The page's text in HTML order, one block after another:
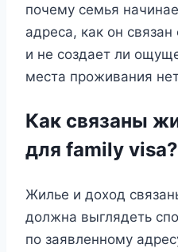
почему семья
адреса, как он
и не создает ли
места проживания
Как связаны
для family visa?
Жилье и доход
должна выглядеть
по заявленному